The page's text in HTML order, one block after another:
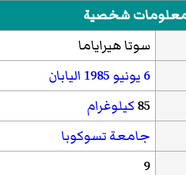
شخصية
سوتا هيراياما
6 يونيو 1985 اليابان
85 كيلوغرام
جامعة تسوكوبا
9